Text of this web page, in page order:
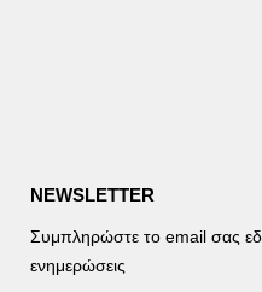
NEWSLETTER
Συμπληρώστε το email σας
ενημερώσεις